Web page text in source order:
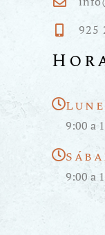
925
9:00 a
9:00 a